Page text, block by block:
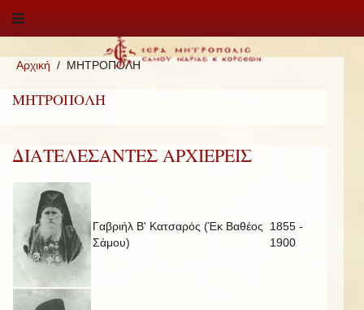
Αρχική ΜΗΤΡΟΠΟΛΗ
ΜΗΤΡΟΠΟΛΗ
ΔΙΑΤΕΛΕΣΑΝΤΕΣ ΑΡΧΙΕΡΕΙΣ
Γαβριήλ Β' Κατσαρός (Έκ Βαθέος
Σάμου)
1855 -
1900